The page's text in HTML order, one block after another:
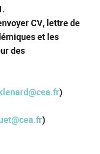
CV, lettre de
et les
des
)
)